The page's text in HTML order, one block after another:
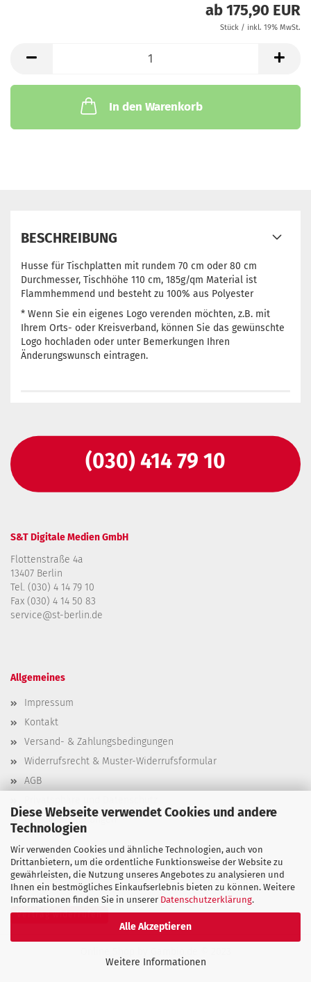
Diese Webseite verwendet Cookies und andere
Technologien
Wir verwenden Cookies und ähnliche Technologien, auch von
Drittanbietern, um die ordentliche Funktionsweise der Website zu
gewährleisten, die Nutzung unseres Angebotes zu analysieren und
Ihnen ein bestmögliches Einkaufserlebnis bieten zu können. Weitere
Informationen finden Sie in unserer Datenschutzerklärung.
Alle Akzeptieren
Weitere Informationen
ab 175,90 EUR
Stück / inkl. 19% MwSt.
In den Warenkorb
BESCHREIBUNG
Husse für Tischplatten mit rundem 70 cm oder 80 cm
Durchmesser, Tischhöhe 110 cm, 185g/qm Material ist
Flammhemmend und besteht zu 100% aus Polyester
* Wenn Sie ein eigenes Logo verenden möchten, z.B. mit
Ihrem Orts- oder Kreisverband, können Sie das gewünschte
Logo hochladen oder unter Bemerkungen Ihren
Änderungswunsch eintragen.
(030) 414 79 10
S&T Digitale Medien GmbH
Flottenstraße 4a
13407 Berlin
Tel. (030) 4 14 79 10
Fax (030) 4 14 50 83
service@st-berlin.de
Allgemeines
Impressum
Kontakt
Versand- & Zahlungsbedingungen
Widerrufsrecht & Muster-Widerrufsformular
AGB
Cookie Einstellungen
Vertrag widerrufen